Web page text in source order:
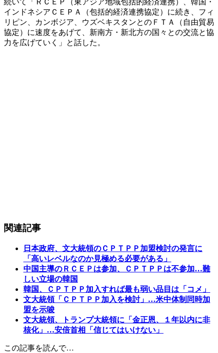
インドネシアＣＥＰＡ（包括的経済連携協定）に続き、フィ
リピン、カンボジア、ウズベキスタンとのＦＴＡ（自由貿易
協定）に速度をあげて、新南方・新北方の国々との交流と協
力を広げていく」と話した。
関連記事
日本政府、文大統領のＣＰＴＰＰ加盟検討の発言に
「高いレベルなのか見極める必要がある」
中国主導のＲＣＥＰは参加、ＣＰＴＰＰは不参加…難
しい立場の韓国
韓国、ＣＰＴＰＰ加入すれば最も弱い品目は「コメ」
文大統領「ＣＰＴＰＰ加入を検討」…米中体制同時加
盟を示唆
文大統領、トランプ大統領に「金正恩、１年以内に非
核化」…安倍首相「信じてはいけない」
この記事を読んで…